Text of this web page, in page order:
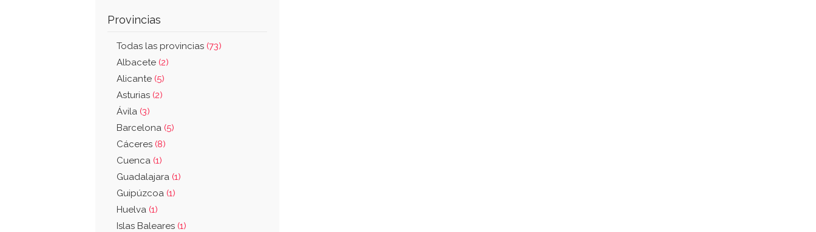
Provincias
Todas las provincias (73)
Albacete (2)
Alicante (5)
Asturias (2)
Ávila (3)
Barcelona (5)
Cáceres (8)
Cuenca (1)
Guadalajara (1)
Guipúzcoa (1)
Huelva (1)
Islas Baleares (1)